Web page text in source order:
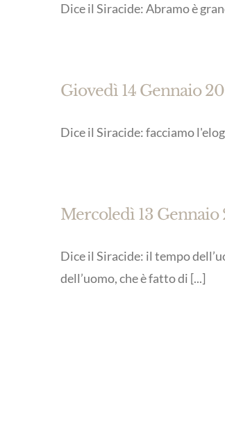
Dice il Siracide: Abramo è
Giovedì 14 Gennaio
Dice il Siracide: facciamo
Mercoledì 13 Gennaio
Dice il Siracide: il tempo
dell’uomo, che è fatto di [...]